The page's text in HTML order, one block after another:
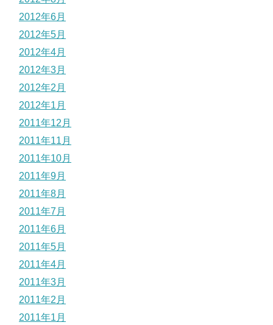
2012年6月
2012年5月
2012年4月
2012年3月
2012年2月
2012年1月
2011年12月
2011年11月
2011年10月
2011年9月
2011年8月
2011年7月
2011年6月
2011年5月
2011年4月
2011年3月
2011年2月
2011年1月